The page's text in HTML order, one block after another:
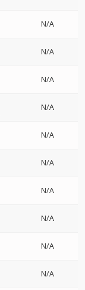
N/A
N/A
N/A
N/A
N/A
N/A
N/A
N/A
N/A
N/A